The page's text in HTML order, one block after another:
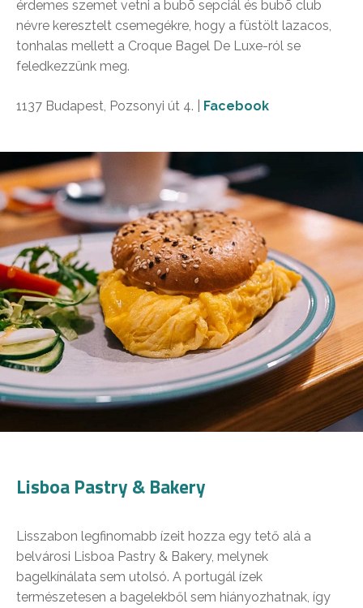
érdemes szemet vetni a bubō sepciál és bubō club
névre keresztelt csemegékre, hogy a füstölt lazacos,
tonhalas mellett a Croque Bagel De Luxe-ról se
feledkezzünk meg.
1137 Budapest, Pozsonyi út 4. | Facebook
Lisboa Pastry & Bakery
Lisszabon legfinomabb ízeit hozza egy tető alá a
belvárosi Lisboa Pastry & Bakery, melynek
bagelkínálata sem utolsó. A portugál ízek
természetesen a bagelekből sem hiányozhatnak, így